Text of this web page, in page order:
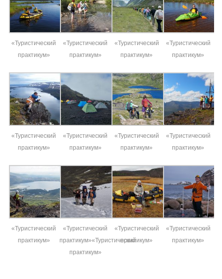
«Туристический
практикум»
«Туристический
практикум»
«Туристический
практикум»
«Туристический
практикум»
«Туристический
практикум»
«Туристический
практикум»
«Туристический
практикум»
«Туристический
практикум»
«Туристический
практикум»
«Туристический
практикум»«Туристический
практикум»
«Туристический
практикум»
«Туристический
практикум»